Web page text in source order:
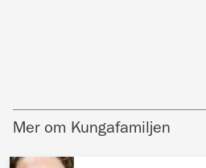
Mer om Kungafamiljen